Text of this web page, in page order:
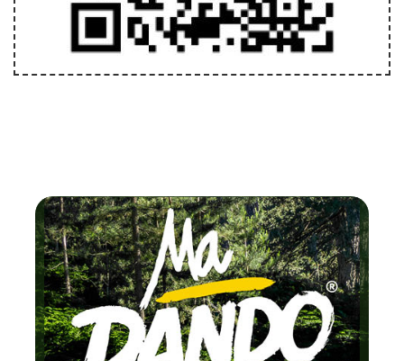
Chaque mois
testez un circuit labellisé